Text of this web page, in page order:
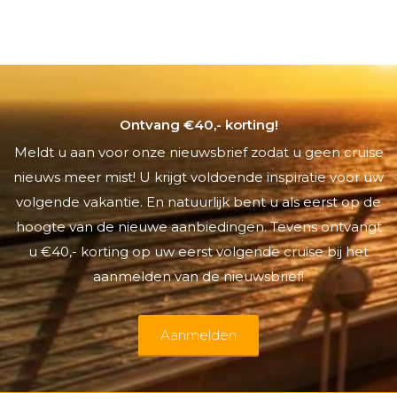
Ontvang €40,- korting!
Meldt u aan voor onze nieuwsbrief zodat u geen cruise
nieuws meer mist! U krijgt voldoende inspiratie voor uw
volgende vakantie. En natuurlijk bent u als eerst op de
hoogte van de nieuwe aanbiedingen. Tevens ontvangt
u €40,- korting op uw eerst volgende cruise bij het
aanmelden van de nieuwsbrief!
Aanmelden